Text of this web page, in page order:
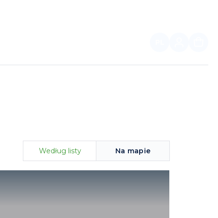
Według listy Na mapie